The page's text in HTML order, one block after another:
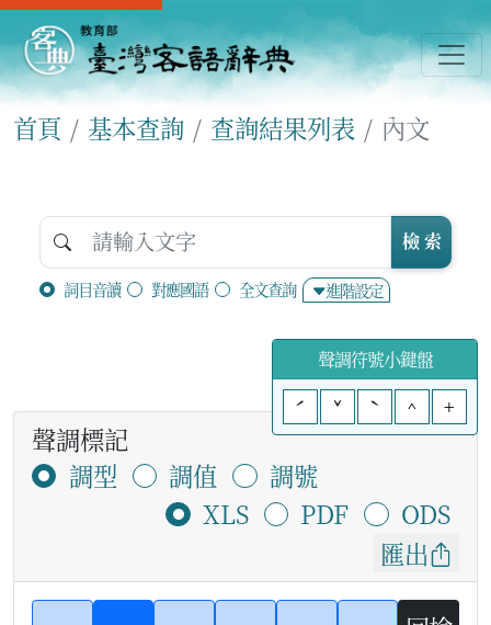
首頁 基本查詢 查詢結果列表 內文
詞目音讀 對應國語 全文查詢 進階設定
檢 索
聲調符號小鍵盤
ˊ
ˇ ˋ ^ +
聲調標記
調型
調值
調號
XLS
PDF
ODS
匯出